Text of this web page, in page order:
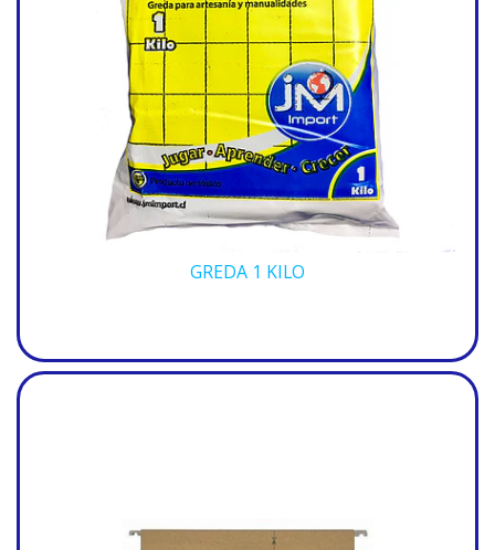
GREDA 1 KILO